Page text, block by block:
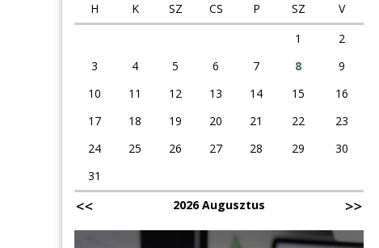
H
K SZ CS P SZ
V
1
2
3
4 5 6 7 8
9
10
11 12 13 14 15
16
17
18 19 20 21 22
23
24
25 26 27 28 29
30
31
2026 Augusztus